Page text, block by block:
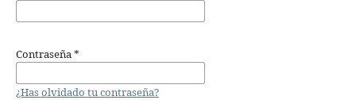
Contraseña*
¿Has olvidado tu contraseña?